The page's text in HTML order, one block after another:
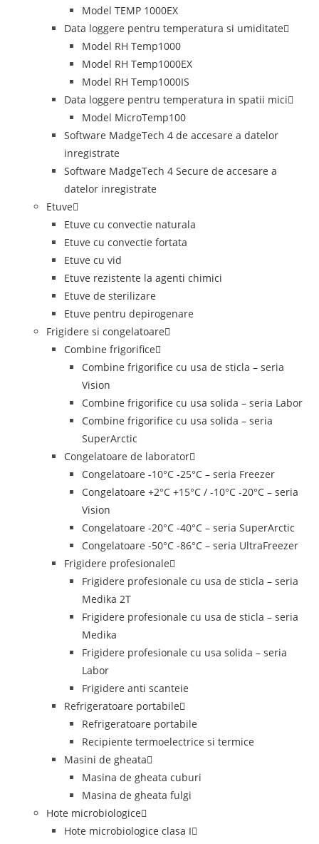
Model TEMP 1000EX
Data loggere pentru temperatura si umiditate
Model RH Temp1000
Model RH Temp1000EX
Model RH Temp1000IS
Data loggere pentru temperatura in spatii mici
Model MicroTemp100
Software MadgeTech 4 de accesare a datelor
inregistrate
Software MadgeTech 4 Secure de accesare a
datelor inregistrate
Etuve
Etuve cu convectie naturala
Etuve cu convectie fortata
Etuve cu vid
Etuve rezistente la agenti chimici
Etuve de sterilizare
Etuve pentru depirogenare
Frigidere si congelatoare
Combine frigorifice
Combine frigorifice cu usa de sticla – seria
Vision
Combine frigorifice cu usa solida – seria Labor
Combine frigorifice cu usa solida – seria
SuperArctic
Congelatoare de laborator
Congelatoare -10°C -25°C – seria Freezer
Congelatoare +2°C +15°C / -10°C -20°C – seria
Vision
Congelatoare -20°C -40°C – seria SuperArctic
Congelatoare -50°C -86°C – seria UltraFreezer
Frigidere profesionale
Frigidere profesionale cu usa de sticla – seria
Medika 2T
Frigidere profesionale cu usa de sticla – seria
Medika
Frigidere profesionale cu usa solida – seria
Labor
Frigidere anti scanteie
Refrigeratoare portabile
Refrigeratoare portabile
Recipiente termoelectrice si termice
Masini de gheata
Masina de gheata cuburi
Masina de gheata fulgi
Hote microbiologice
Hote microbiologice clasa I